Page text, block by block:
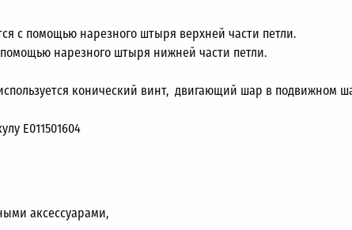
с помощью нарезного штыря верхней части петли.
помощью нарезного штыря нижней части петли.
конический винт, двигающий шар в подвижном
E011501604
аксессуарами,